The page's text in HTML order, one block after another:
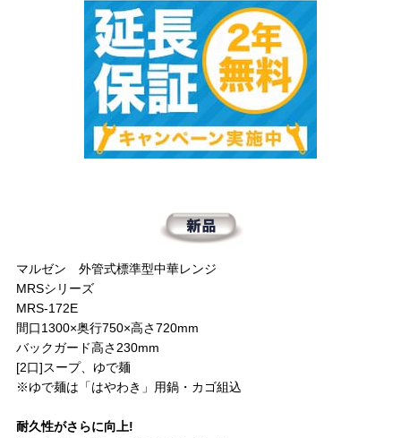
マルゼン 外管式標準型中華レンジ
MRSシリーズ
MRS-172E
間口1300×奥行750×高さ720mm
バックガード高さ230mm
[2口]スープ、ゆで麺
※ゆで麺は「はやわき」用鍋・カゴ組込
耐久性がさらに向上!